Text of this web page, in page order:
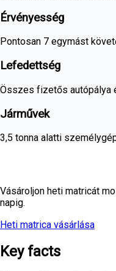
Érvényesség
Pontosan 7 egymást
Lefedettség
Összes fizetős autópálya
Járművek
3,5 tonna alatti
Vásároljon heti matricát
napig.
Heti matrica vásárlása
Key facts